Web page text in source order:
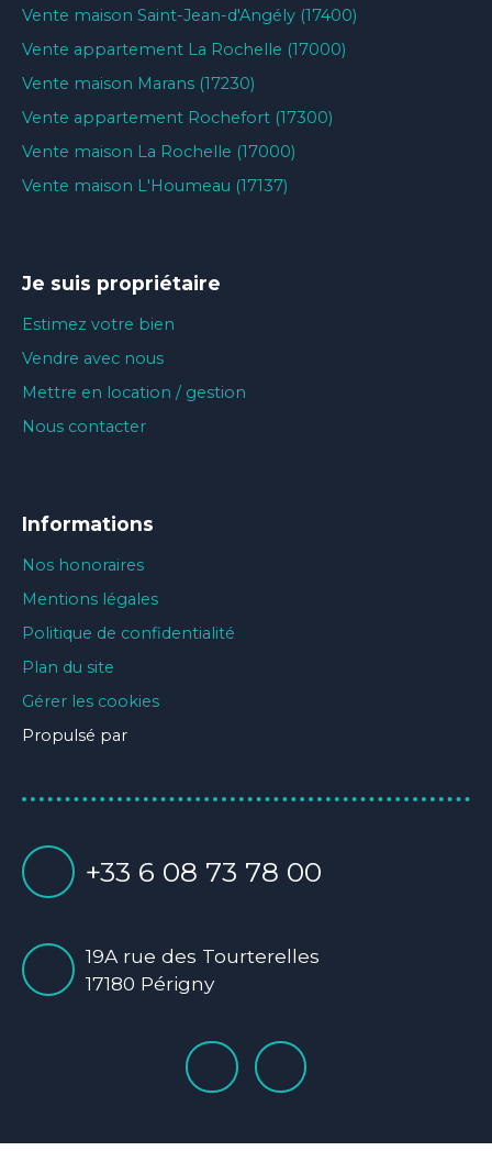
Vente maison Saint-Jean-d'Angély (17400)
Vente appartement La Rochelle (17000)
Vente maison Marans (17230)
Vente appartement Rochefort (17300)
Vente maison La Rochelle (17000)
Vente maison L'Houmeau (17137)
Je suis propriétaire
Estimez votre bien
Vendre avec nous
Mettre en location / gestion
Nous contacter
Informations
Nos honoraires
Mentions légales
Politique de confidentialité
Plan du site
Gérer les cookies
Propulsé par
+33 6 08 73 78 00
19A rue des Tourterelles
17180 Périgny